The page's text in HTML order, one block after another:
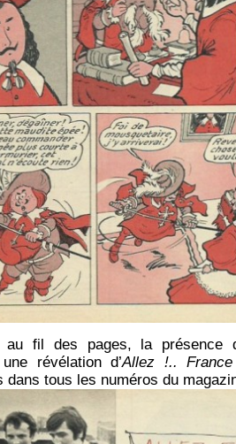
au fil des pages, la présence
révélation d’Allez !.. France
dans tous les numéros du